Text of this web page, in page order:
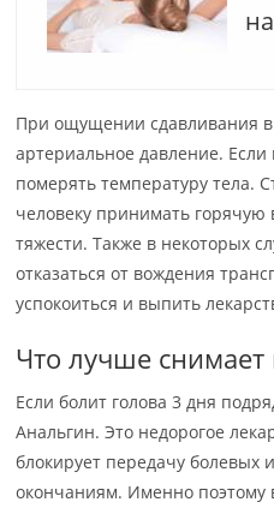
При ощущении сдавливания в
артериальное давление.
померять температуру тела.
человеку принимать
тяжести. Также в некоторых
отказаться от вождения
успокоиться и выпить
Что лучше
Если болит голова 3 дня
Анальгин. Это недорогое
блокирует передачу болевых
окончаниям. Именно поэтому